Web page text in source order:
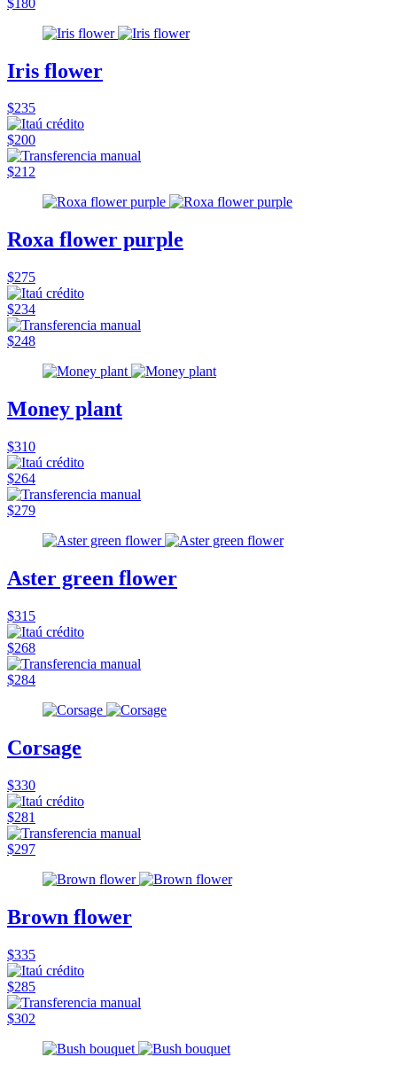
Iris flower
$235
$200
$212
Roxa flower purple
$275
$234
$248
Money plant
$310
$264
$279
Aster green flower
$315
$268
$284
Corsage
$330
$281
$297
Brown flower
$335
$285
$302